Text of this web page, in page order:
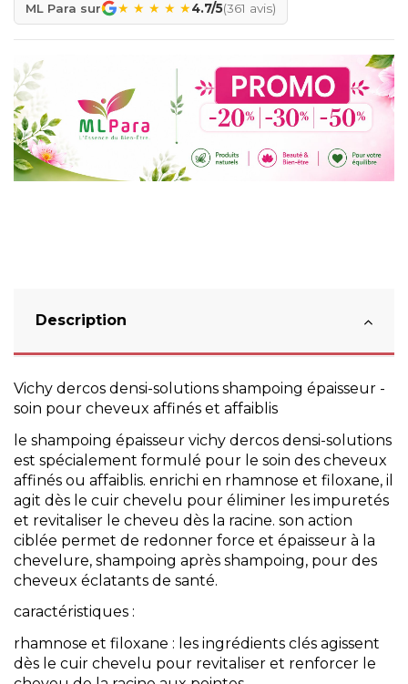
ML Para sur ★ ★ ★ ★ ★4.7/5(361 avis)
Description
Vichy dercos densi-solutions shampoing épaisseur -
soin pour cheveux affinés et affaiblis
le shampoing épaisseur vichy dercos densi-solutions
est spécialement formulé pour le soin des cheveux
affinés ou affaiblis. enrichi en rhamnose et filoxane, il
agit dès le cuir chevelu pour éliminer les impuretés
et revitaliser le cheveu dès la racine. son action
ciblée permet de redonner force et épaisseur à la
chevelure, shampoing après shampoing, pour des
cheveux éclatants de santé.
caractéristiques :
rhamnose et filoxane : les ingrédients clés agissent
dès le cuir chevelu pour revitaliser et renforcer le